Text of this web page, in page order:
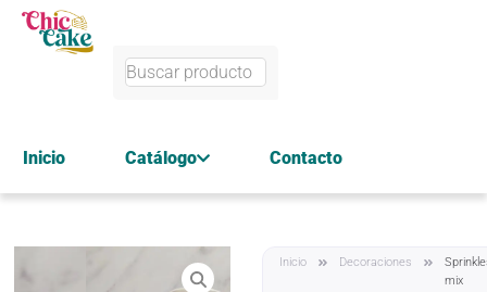
Inicio Catálogo Contacto
Inicio Decoraciones
mix